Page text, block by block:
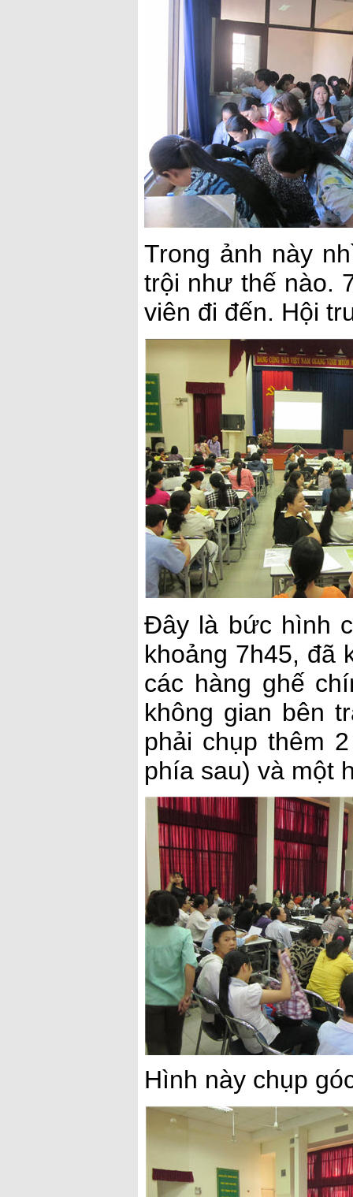
Trong ảnh này
trội như thế nào.
viên đi đến. Hội
Đây là bức hình
khoảng 7h45, đã
các hàng ghế
không gian bên
phải chụp thêm
phía sau) và một
Hình này chụp